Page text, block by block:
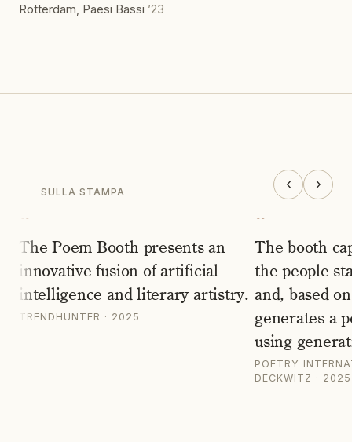
Rotterdam, Paesi Bassi ’23
SULLA STAMPA ‹ ›
“
The Poem Booth presents an
innovative fusion of artificial
intelligence and literary artistry.
TRENDHUNTER · 2025
“
The booth
the people
and, based
generates a
using
POETRY
DECKWITZ · 2025